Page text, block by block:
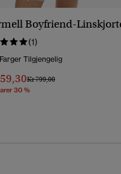
Boyfriend-
(1)
Tilgjengelig
Pris Nedsatt Fra
Kr 799,00Til
30 %